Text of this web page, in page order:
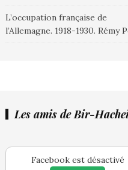
L’occupation française de
l’Allemagne. 1918-1930. Rémy
Les amis de Bir-
Facebook est désactivé